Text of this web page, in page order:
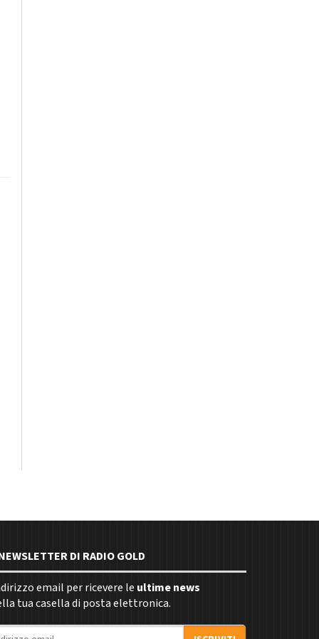
DI RADIO GOLD
email per ricevere le ultime news
tua casella di posta elettronica.